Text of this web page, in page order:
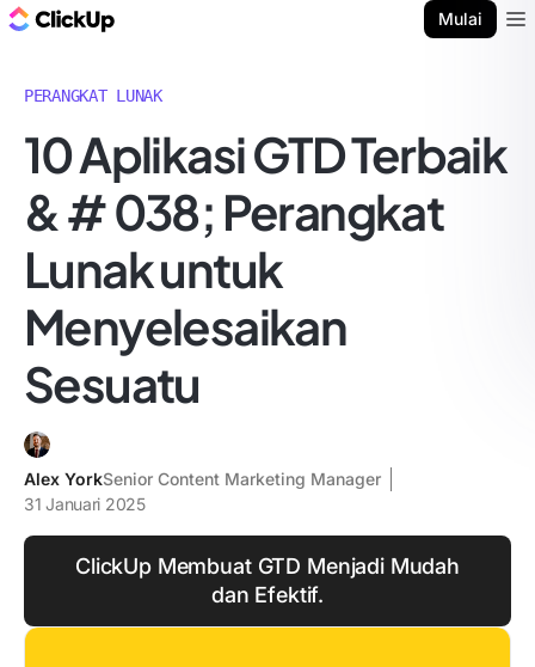
Mulai
PERANGKAT LUNAK
10 Aplikasi GTD Terbaik
& # 038; Perangkat
Lunak untuk
Menyelesaikan
Sesuatu
Alex YorkSenior Content Marketing Manager
31 Januari 2025
ClickUp Membuat GTD Menjadi Mudah
dan Efektif.